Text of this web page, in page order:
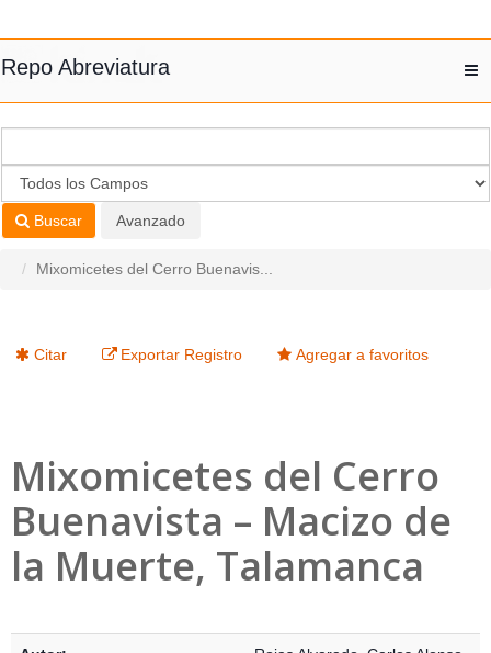
Repo Abreviatura
Buscar Avanzado
Mixomicetes del Cerro Buenavis...
Citar Exportar Registro Agregar a favoritos
Mixomicetes del Cerro
Buenavista – Macizo de
la Muerte, Talamanca